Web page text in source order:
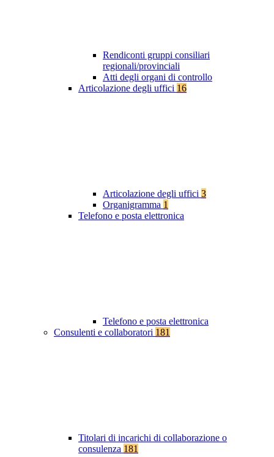
Rendiconti gruppi consiliari
regionali/provinciali
Atti degli organi di controllo
Articolazione degli uffici 16
Articolazione degli uffici 3
Organigramma 1
Telefono e posta elettronica
Telefono e posta elettronica
Consulenti e collaboratori 181
Titolari di incarichi di collaborazione o
consulenza 181